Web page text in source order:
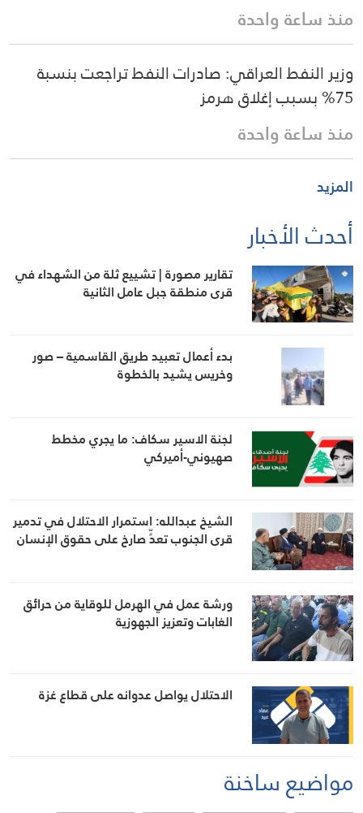
منذ ساعة واحدة
وزير النفط العراقي: صادرات النفط تراجعت بنسبة
75% بسبب إغلاق هرمز
منذ ساعة واحدة
المزيد
أحدث الأخبار
تقارير مصورة | تشييع ثلة من الشهداء في
قرى منطقة جبل عامل الثانية
بدء أعمال تعبيد طريق القاسمية – صور
وخريس يشيد بالخطوة
لجنة الاسير سكاف: ما يجري مخطط
صهيوني-أميركي
الشيخ عبدالله: استمرار الاحتلال في تدمير
قرى الجنوب تعدٍّ صارخ على حقوق الإنسان
ورشة عمل في الهرمل للوقاية من حرائق
الغابات وتعزيز الجهوزية
الاحتلال يواصل عدوانه على قطاع غزة
مواضيع ساخنة